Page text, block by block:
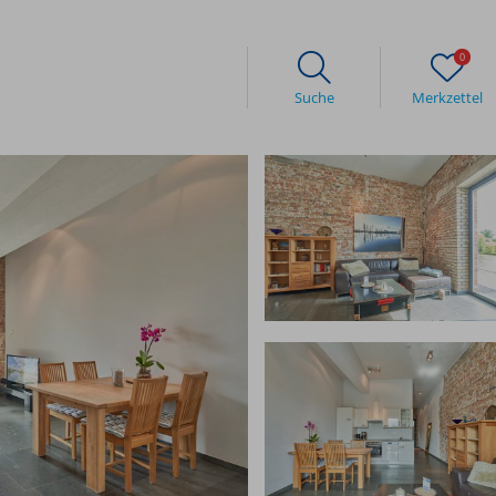
Suche
0
Merkzettel
Buchungsanfrage
Ab in den Garten
Erlebnisse bei havelblau
Aktivitäten in der Stadt
Wir